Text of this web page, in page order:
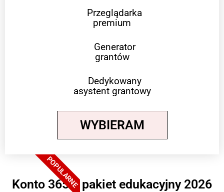
Przeglądarka
premium
Generator
grantów
Dedykowany
asystent grantowy
WYBIERAM
POPULARNE
Konto 365 + pakiet edukacyjny 2026